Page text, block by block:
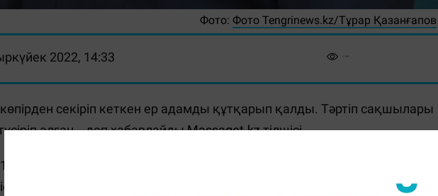
Фото: Фото Tengrinews.kz/Тұрар Қазанғапов
2022, 14:33
секіріп кеткен ер адамды құтқарып қалды. Тәртіп сақшылары
алған, - деп хабарлайдыMassaget.kzтілшісі.
қыркүйекте түнгі сағат 02:00 шамасында Атырау қаласындағы
ер адам секірген. Мұны байқаған патрульдік полиция батальонының